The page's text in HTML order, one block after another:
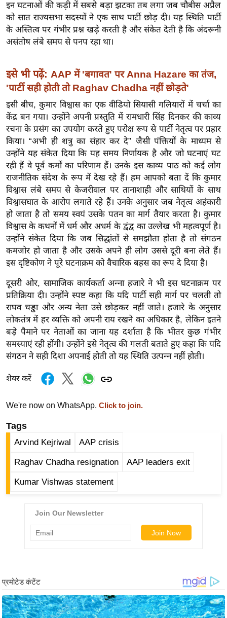
ख्सि
य
त
इं
डि
या
सा
हि
त्य
ज
ग
त
ऑ
टो
व
र्ल्ड
न्यू
ब्री
फ
म
नो
रं
ज
ज
त
ली
वु
ड
ली
क्षा
B
r
इन घटनाओं की कड़ी में सबसे बड़ा झटका तब लगा जब चौबीस अप्रैल
को सात राज्यसभा सदस्यों ने एक साथ पार्टी छोड़ दी। यह स्थिति पार्टी
के अस्तित्व पर गंभीर प्रश्न खड़े करती है और संकेत देती है कि अंदरूनी
असंतोष लंबे समय से पनप रहा था।
इसे भी पढ़ें: AAP में 'बगावत' पर Anna Hazare का तंज,
'पार्टी सही होती तो Raghav Chadha नहीं छोड़ते'
इसी बीच, कुमार विश्वास का एक वीडियो सियासी गलियारों में चर्चा का
केंद्र बन गया। उन्होंने अपनी प्रस्तुति में रामधारी सिंह दिनकर की काव्य
रचना के प्रसंग का उपयोग करते हुए परोक्ष रूप से पार्टी नेतृत्व पर प्रहार
किया। “अभी ही शत्रु का संहार कर दे” जैसी पंक्तियों के माध्यम से
उन्होंने यह संकेत दिया कि यह समय निर्णायक है और जो घटनाएं घट
रही हैं वे पूर्व कर्मों का परिणाम हैं। उनके इस काव्य पाठ को कई लोग
राजनीतिक संदेश के रूप में देख रहे हैं। हम आपको बता दें कि कुमार
विश्वास लंबे समय से केजरीवाल पर तानाशाही और साथियों के साथ
विश्वासघात के आरोप लगाते रहे हैं। उनके अनुसार जब नेतृत्व अहंकारी
हो जाता है तो समय स्वयं उसके पतन का मार्ग तैयार करता है। कुमार
विश्वास के कथनों में धर्म और अधर्म के द्वंद्व का उल्लेख भी महत्वपूर्ण है।
उन्होंने संकेत दिया कि जब सिद्धांतों से समझौता होता है तो संगठन
कमजोर हो जाता है और उसके अपने ही लोग उससे दूरी बना लेते हैं।
इस दृष्टिकोण ने पूरे घटनाक्रम को वैचारिक बहस का रूप दे दिया है।
दूसरी ओर, सामाजिक कार्यकर्ता अन्ना हजारे ने भी इस घटनाक्रम पर
प्रतिक्रिया दी। उन्होंने स्पष्ट कहा कि यदि पार्टी सही मार्ग पर चलती तो
राघव चड्ढा और अन्य नेता उसे छोड़कर नहीं जाते। हजारे के अनुसार
लोकतंत्र में हर व्यक्ति को अपनी राय रखने का अधिकार है, लेकिन इतने
बड़े पैमाने पर नेताओं का जाना यह दर्शाता है कि भीतर कुछ गंभीर
समस्याएं रही होंगी। उन्होंने इसे नेतृत्व की गलती बताते हुए कहा कि यदि
संगठन ने सही दिशा अपनाई होती तो यह स्थिति उत्पन्न नहीं होती।
शेयर करें
We're now on WhatsApp. Click to join.
Tags
Arvind Kejriwal AAP crisis
Raghav Chadha resignation AAP leaders exit
Kumar Vishwas statement